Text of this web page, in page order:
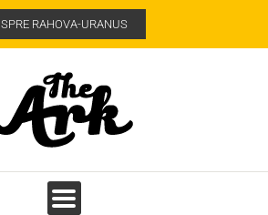
SPRE RAHOVA-URANUS